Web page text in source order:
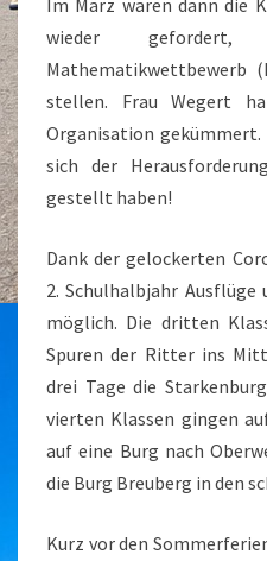
Im März waren dann die
wieder
Mathematikwettbewerb
stellen. Frau Wegert
Organisation
sich der
gestellt haben!
Dank der gelockerten
2. Schulhalbjahr
möglich. Die dritten
Spuren der Ritter ins
drei Tage die
vierten Klassen gingen
auf eine Burg nach
die Burg Breuberg in den
Kurz vor den